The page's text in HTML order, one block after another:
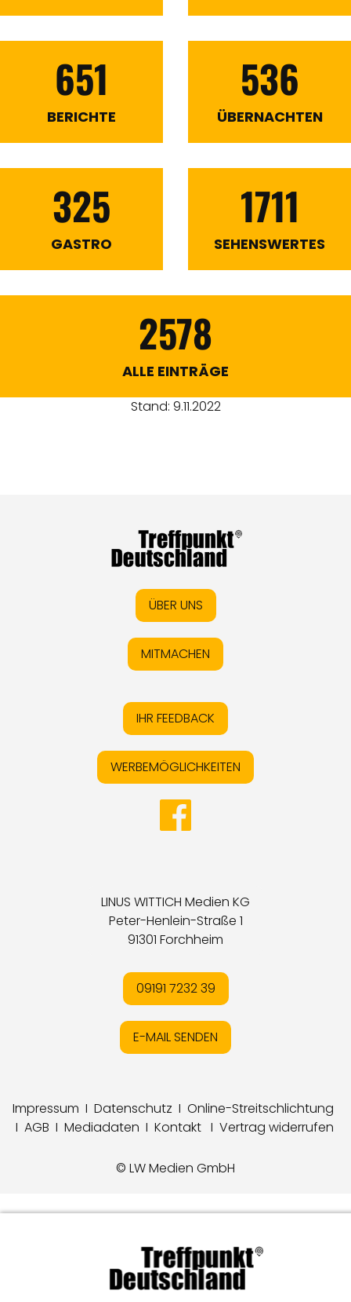
651
BERICHTE
536
ÜBERNACHTEN
325
GASTRO
1711
SEHENSWERTES
2578
ALLE EINTRÄGE
Stand: 9.11.2022
ÜBER UNS
MITMACHEN
IHR FEEDBACK
WERBEMÖGLICHKEITEN
LINUS WITTICH Medien KG
Peter-Henlein-Straße 1
91301 Forchheim
09191 7232 39
E-MAIL SENDEN
Impressum I Datenschutz I Online-Streitschlichtung
I AGB I Mediadaten I Kontakt I Vertrag widerrufen
© LW Medien GmbH